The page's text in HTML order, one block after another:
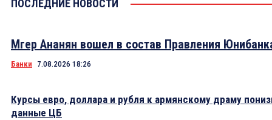
ПОСЛЕДНИЕ НОВОСТИ
Мгер Ананян вошел в состав Правления
Банки 7.08.2026 18:26
Курсы евро, доллара и рубля к армянскому драму
данные ЦБ